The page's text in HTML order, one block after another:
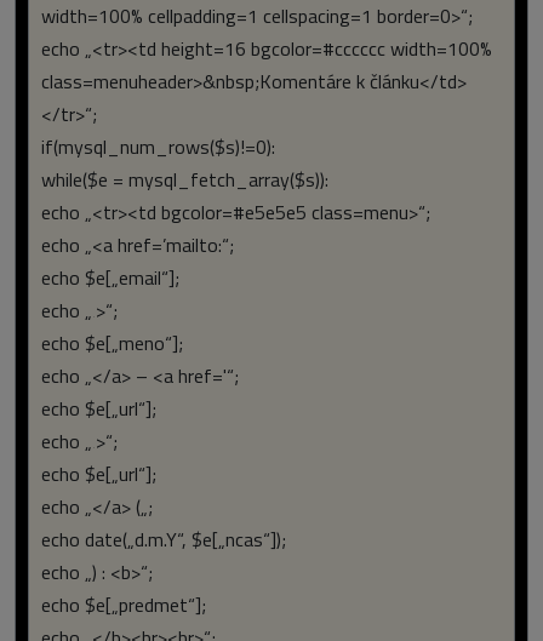
width=100% cellpadding=1 cellspacing=1 border=0>“;
echo „<tr><td height=16 bgcolor=#cccccc width=100%
class=menuheader>&nbsp;Komentáre k článku</td>
</tr>“;
if(mysql_num_rows($s)!=0):
while($e = mysql_fetch_array($s)):
echo „<tr><td bgcolor=#e5e5e5 class=menu>“;
echo „<a href=’mailto:“;
echo $e[„email“];
echo „‚>“;
echo $e[„meno“];
echo „</a> – <a href='“;
echo $e[„url“];
echo „‚>“;
echo $e[„url“];
echo „</a> („;
echo date(„d.m.Y“, $e[„ncas“]);
echo „) : <b>“;
echo $e[„predmet“];